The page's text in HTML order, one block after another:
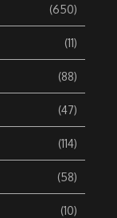
(650)
(11)
(88)
(47)
(114)
(58)
(10)